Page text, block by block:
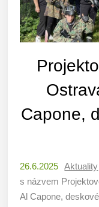
Capone,
26.6.2025 Aktuality
s názvem
Al Capone,